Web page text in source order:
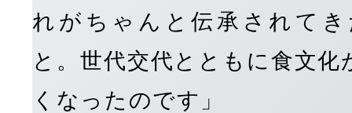
れがちゃんと伝承されて
と。世代交代とともに食文
くなったのです」